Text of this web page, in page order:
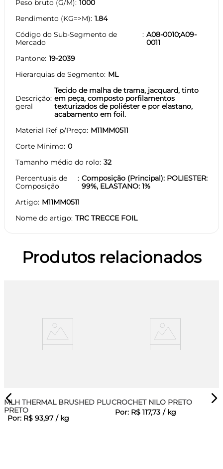
Peso bruto (G/M) 1000
Rendimento (KG=>M) 1.84
Código do Sub-Segmento de
Mercado
A08-0010;A09-
0011
Pantone 19-2039
Hierarquias de Segmento ML
Descrição
geral
Tecido de malha de trama, jacquard, tinto
em peça, composto porfilamentos
texturizados de poliéster e por elastano,
acabamento em foil.
Material Ref p/Preço M11MM0511
Corte Mínimo 0
Tamanho médio do rolo 32
Percentuais de
Composição
Composição (Principal): POLIESTER:
99%, ELASTANO: 1%
Artigo M11MM0511
Nome do artigo TRC TRECCE FOIL
Produtos relacionados
MLH THERMAL BRUSHED PLUS
PRETO
Por: R$ 93,97 / kg
CROCHET NILO PRETO
Por: R$ 117,73 / kg